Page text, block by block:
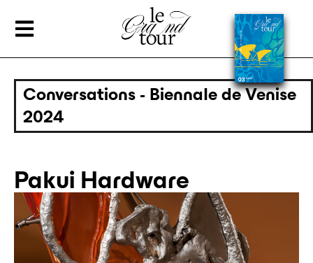
Conversations - Biennale de Venise
2024
Pakui Hardware